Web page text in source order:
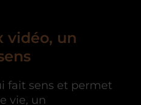
vidéo, un
fait sens et permet
vie, un